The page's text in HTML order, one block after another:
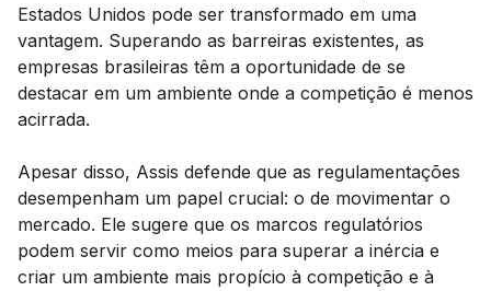
Estados Unidos pode ser transformado em uma
vantagem. Superando as barreiras existentes, as
empresas brasileiras têm a oportunidade de se
destacar em um ambiente onde a competição é menos
acirrada.
Apesar disso, Assis defende que as regulamentações
desempenham um papel crucial: o de movimentar o
mercado. Ele sugere que os marcos regulatórios
podem servir como meios para superar a inércia e
criar um ambiente mais propício à competição e à